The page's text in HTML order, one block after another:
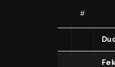
myFIP
#